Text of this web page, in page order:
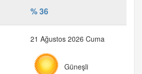
% 36
21 Ağustos 2026 Cuma
Güneşli